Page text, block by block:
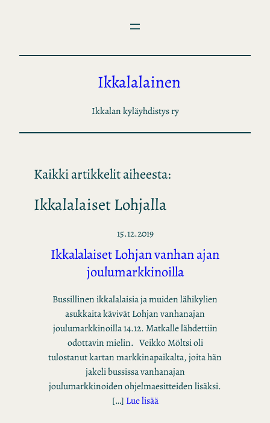
Ikkalalainen
Ikkalan kyläyhdistys ry
Kaikki artikkelit aiheesta:
Ikkalalaiset Lohjalla
15.12.2019
Ikkalalaiset Lohjan vanhan ajan
joulumarkkinoilla
Bussillinen ikkalalaisia ja muiden lähikylien
asukkaita kävivät Lohjan vanhanajan
joulumarkkinoilla 14.12. Matkalle lähdettiin
odottavin mielin. Veikko Möltsi oli
tulostanut kartan markkinapaikalta, joita hän
jakeli bussissa vanhanajan
joulumarkkinoiden ohjelmaesitteiden lisäksi.
[…] Lue lisää